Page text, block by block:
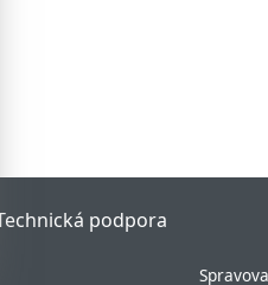
podpora